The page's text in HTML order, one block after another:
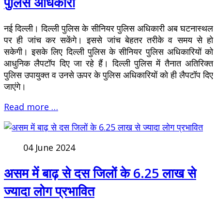
नई दिल्ली। दिल्ली पुलिस के सीनियर पुलिस अधिकारी अब घटनास्थल
पर ही जांच कर सकेंगे। इससे जांच बेहतर तरीके व समय से हो
सकेगी। इसके लिए दिल्ली पुलिस के सीनियर पुलिस अधिकारियों को
आधुनिक लैपटॉप दिए जा रहे हैं। दिल्ली पुलिस में तैनात अतिरिक्त
पुलिस उपायुक्त व उनसे ऊपर के पुलिस अधिकारियों को ही लैपटॉप दिए
जाएंगे।
Read more …
04 June 2024
असम में बाढ़ से दस जिलों के 6.25 लाख से
ज्यादा लोग प्रभावित